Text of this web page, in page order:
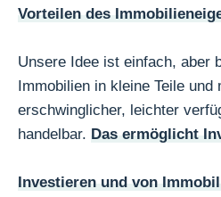
Vorteilen des
Unsere Idee ist einfach, aber
Immobilien in kleine Teile und
erschwinglicher, leichter
handelbar. Das ermöglicht
Investieren und von